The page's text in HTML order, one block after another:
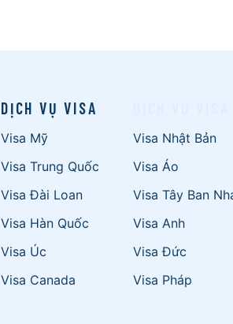
DỊCH VỤ VISA
Visa Mỹ
Visa Trung Quốc
Visa Đài Loan
Visa Hàn Quốc
Visa Úc
Visa Canada
Visa Nhật Bản
Visa Áo
Visa Tây Ban
Visa Anh
Visa Đức
Visa Pháp